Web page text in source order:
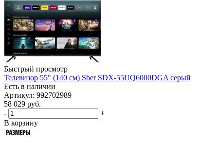
Быстрый просмотр
Телевизор 55" (140 см) Sber SDX-55UQ6000DGA серый
Есть в наличии
Артикул: 992702989
58 029 руб.
-
+
В корзину